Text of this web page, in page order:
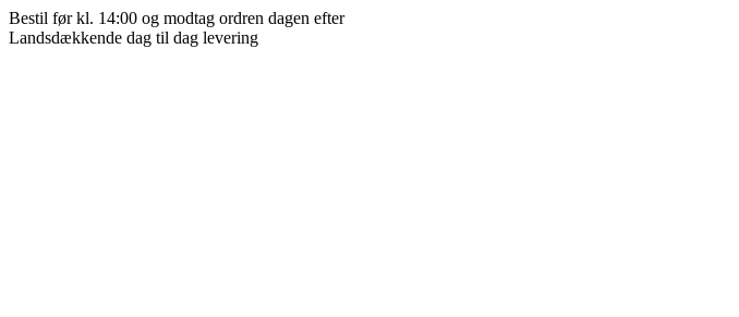
Videre
til
Bestil før kl. 14:00 og modtag ordren dagen efter
Landsdækkende dag til dag levering